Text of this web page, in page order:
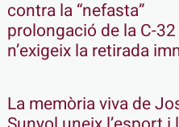
contra la “nefasta”
prolongació de la C-
n’exigeix la retirada
La memòria viva de